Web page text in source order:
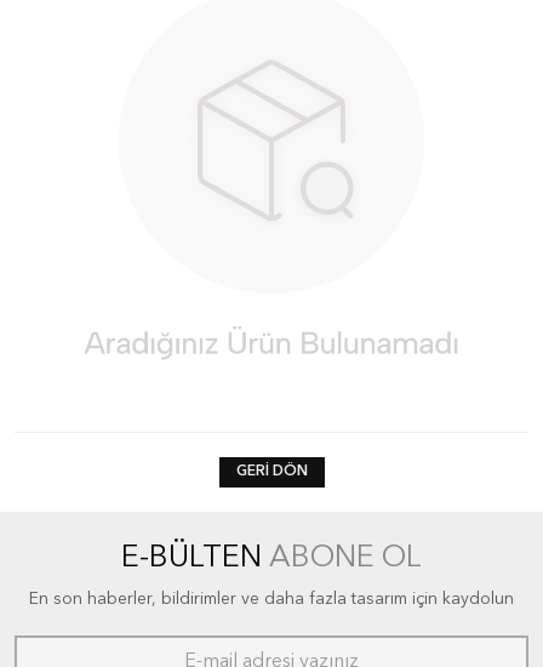
GERI DÖN
E-BÜLTEN ABONE OL
En son haberler, bildirimler ve daha fazla tasarım için kaydolun